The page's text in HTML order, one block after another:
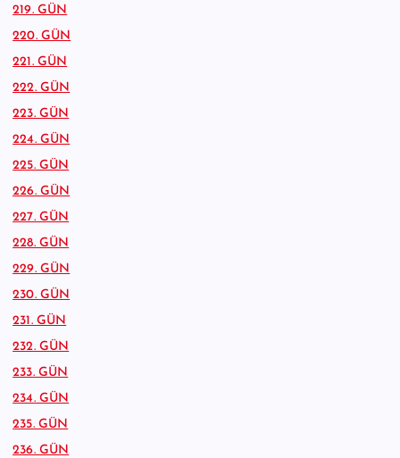
219. GÜN
220. GÜN
221. GÜN
222. GÜN
223. GÜN
224. GÜN
225. GÜN
226. GÜN
227. GÜN
228. GÜN
229. GÜN
230. GÜN
231. GÜN
232. GÜN
233. GÜN
234. GÜN
235. GÜN
236. GÜN